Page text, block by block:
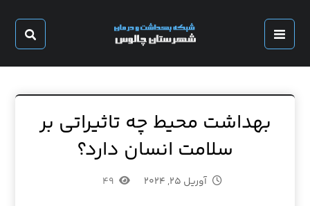
بهداشت محیط چه تاثیراتی بر
سلامت انسان دارد؟
آوریل ۲۵, ۲۰۲۴ ۴۹